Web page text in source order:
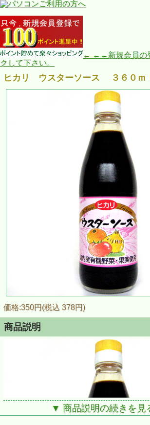
← ←←新規会員の
クして下さい。
ヒカリ ウスターソース ３６０ｍｌ
価格:350円(税込 378円)
商品説明
▼ 商品説明の続きを見